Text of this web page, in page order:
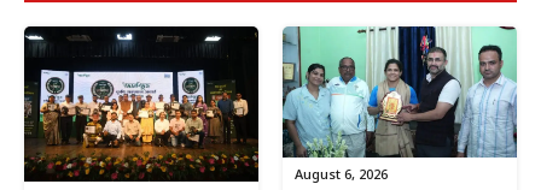
August 6, 2026